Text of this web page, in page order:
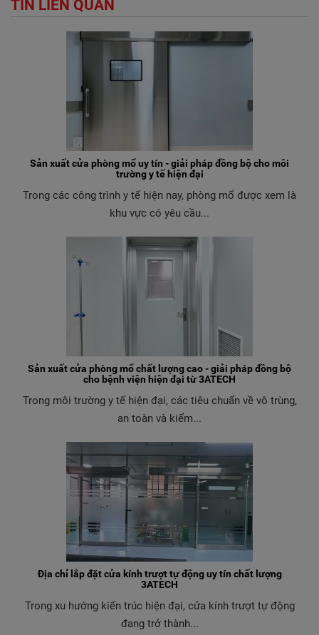
TIN LIÊN QUAN
Sản xuất cửa phòng mổ uy tín - giải pháp đồng bộ cho môi
trường y tế hiện đại
Trong các công trình y tế hiện nay, phòng mổ được xem là
khu vực có yêu cầu...
Sản xuất cửa phòng mổ chất lượng cao - giải pháp đồng bộ
cho bệnh viện hiện đại từ 3ATECH
Trong môi trường y tế hiện đại, các tiêu chuẩn về vô trùng,
an toàn và kiểm...
Địa chỉ lắp đặt cửa kính trượt tự động uy tín chất lượng
3ATECH
Trong xu hướng kiến trúc hiện đại, cửa kính trượt tự động
đang trở thành...